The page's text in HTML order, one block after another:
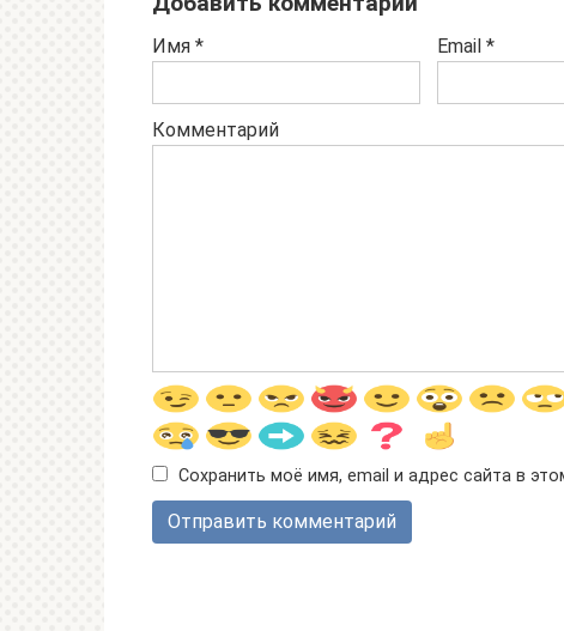
Имя * Email *
Комментарий
Сохранить моё имя, email и адрес сайта в